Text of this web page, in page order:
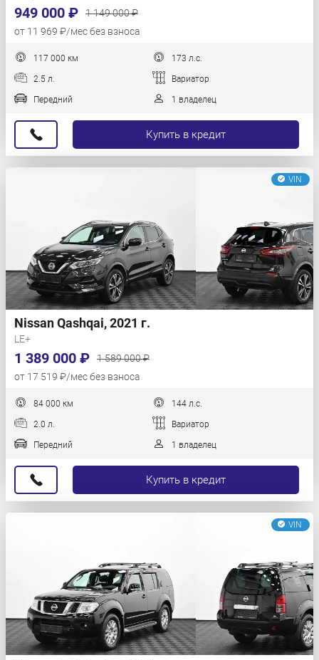
949 000 ₽
1 149 000 ₽
от 11 969 ₽/мес без взноса
117 000 км 173 л.с.
2.5 л. Вариатор
Передний 1 владелец
Купить в кредит
VIN
Nissan Qashqai, 2021 г.
LE+
1 389 000 ₽
1 589 000 ₽
от 17 519 ₽/мес без взноса
84 000 км 144 л.с.
2.0 л. Вариатор
Передний 1 владелец
Купить в кредит
VIN